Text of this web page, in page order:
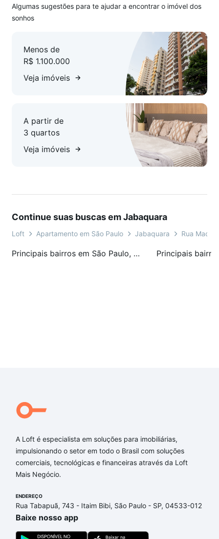
de vista, mas sempre à mão.
ambiente elegante, com charme e a liberdade, perfeito para
quem valoriza espaço e funcionalidade.
Algumas sugestões para te ajudar a encontrar o imóvel dos
sonhos
Menos de
R$ 1.100.000
Veja imóveis
A partir de
3 quartos
Veja imóveis
Continue suas buscas em Jabaquara
Loft Apartamento em São Paulo Jabaquara Rua Madre
Principais bairros em São Paulo, SP
A Loft é especialista em soluções para imobiliárias,
impulsionando o setor em todo o Brasil com soluções
comerciais, tecnológicas e financeiras através da Loft
Mais Negócio.
ENDEREÇO
Rua Tabapuã, 743 - Itaim Bibi, São Paulo - SP, 04533-012
Baixe nosso app